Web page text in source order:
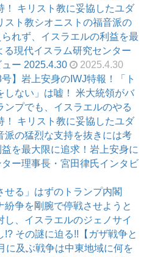
！ キリスト教に妥協したユダ
スト教シオニストの福音派の
れず、イスラエルの利益を最
現代イスラム研究センター
ー 2025.4.30
2025.4.30
号】岩上安身のIWJ特報！「ト
しない」は嘘！ 米大統領がバ
ンプでも、イスラエルのやる
！ キリスト教に妥協したユダ
派の猛烈な支持を抜きには考
を最大限に追求！岩上安身に
ー理事長・宮田律氏インタビ
せる」はずのトランプ内閣
紛争を剛腕で停戦させようと
し、イスラエルのジェノサイ
!? その謎に迫る!!【ガザ戦争と
に及ぶ戦争は中東地域に何を